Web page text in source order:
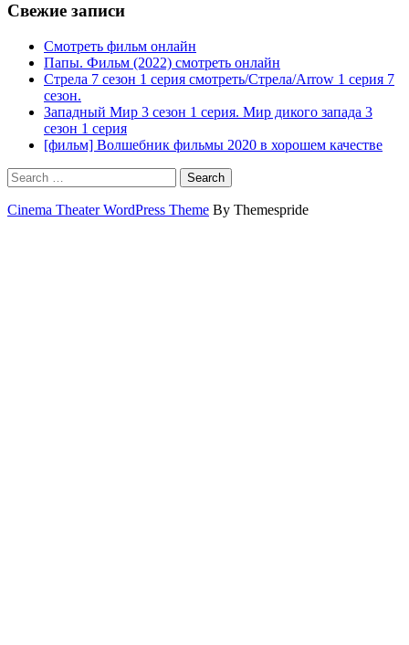
Свежие записи
Смотреть фильм онлайн
Папы. Фильм (2022) смотреть онлайн
Стрела 7 сезон 1 серия смотреть/Стрела/Arrow 1 серия 7
сезон.
Западный Мир 3 сезон 1 серия. Мир дикого запада 3
сезон 1 серия
[фильм] Волшебник фильмы 2020 в хорошем качестве
Search
Cinema Theater WordPress Theme By Themespride